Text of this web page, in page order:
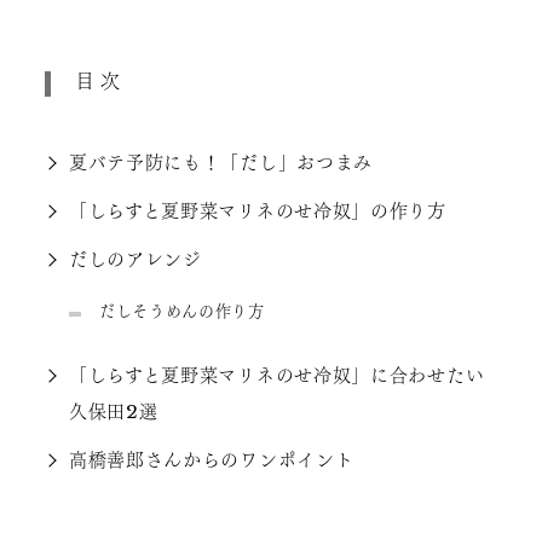
目次
夏バテ予防にも！「だし」おつまみ
「しらすと夏野菜マリネのせ冷奴」の作り方
だしのアレンジ
だしそうめんの作り方
「しらすと夏野菜マリネのせ冷奴」に合わせたい
久保田2選
高橋善郎さんからのワンポイント